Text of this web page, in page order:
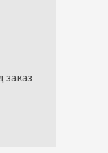
заказ